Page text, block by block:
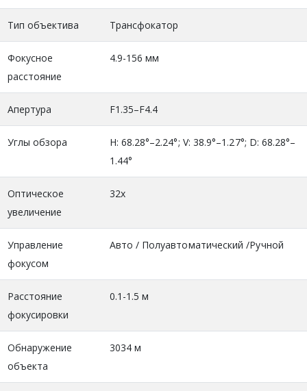
Тип объектива Трансфокатор
Фокусное
расстояние
4.9-156 мм
Апертура F1.35–F4.4
Углы обзора
H: 68.28°–2.24°; V: 38.9°–1.27°; D: 68.28°–
1.44°
Оптическое
увеличение
32х
Управление
фокусом
Авто / Полуавтоматический /Ручной
Расстояние
фокусировки
0.1-1.5 м
Обнаружение
объекта
3034 м